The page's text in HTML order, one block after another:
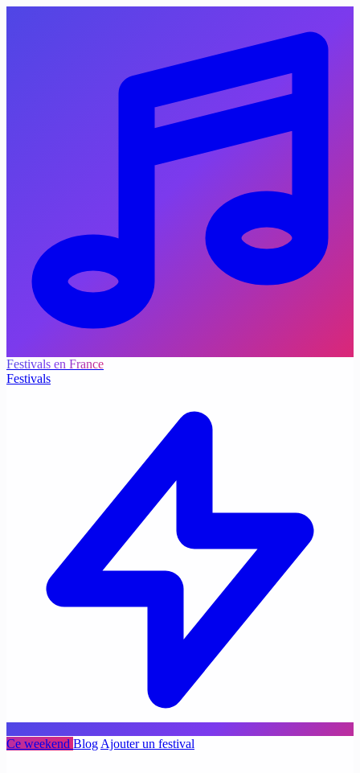
Festivals en France
Festivals
Ce weekend Blog Ajouter un festival